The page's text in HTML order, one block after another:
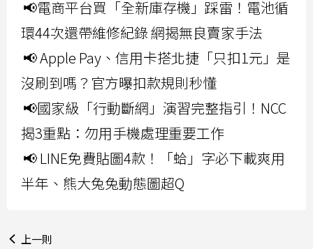
📢電商平台買「全新庫存機」踩雷！電池循
環44次還帶維修紀錄 網揭無良賣家手法
📢 Apple Pay、信用卡搭北捷「只扣1元」是
沒刷到嗎？官方曝扣款規則秒懂
📢國家級「行動斷網」演習完整指引！NCC
揭3重點：勿用手機處理重要工作
📢 LINE免費貼圖4款！「蛤」字必下載爽用
半年、熊大兔兔動態圖超Q
上一則